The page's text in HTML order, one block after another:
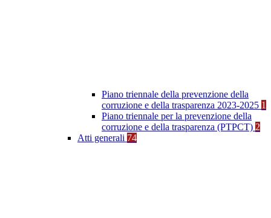
Piano triennale della prevenzione della
corruzione e della trasparenza 2023-2025 1
Piano triennale per la prevenzione della
corruzione e della trasparenza (PTPCT) 2
Atti generali 74